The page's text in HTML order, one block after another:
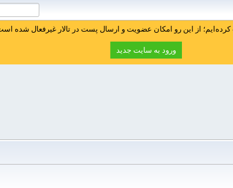
از این رو امکان عضویت و ارسال پست در تالار غیرفعال شده
ورود به سایت جدید